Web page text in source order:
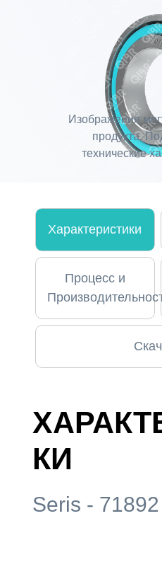
Изображения
продукта.
технические
Характеристики
Процесс и
КИ
Seris -